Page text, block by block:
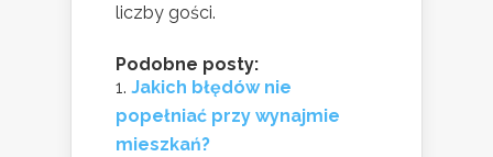
liczby gości.
Podobne posty:
Jakich błędów nie
popełniać przy wynajmie
mieszkań?